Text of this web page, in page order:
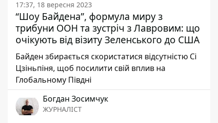
17:37, 18 вересня 2023
“Шоу Байдена”, формула миру з
трибуни ООН та зустріч з Лавровим: що
очікують від візиту Зеленського до США
Байден збирається скористатися відсутністю Сі
Цзіньпіня, щоб посилити свій вплив на
Глобальному Півдні
Богдан Зосимчук
ЖУРНАЛІСТ